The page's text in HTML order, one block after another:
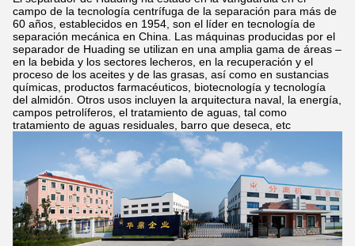
campo de la tecnología centrífuga de la separación para más de
60 años, establecidos en 1954, son el líder en tecnología de
separación mecánica en China. Las máquinas producidas por el
separador de Huading se utilizan en una amplia gama de áreas –
en la bebida y los sectores lecheros, en la recuperación y el
proceso de los aceites y de las grasas, así como en sustancias
químicas, productos farmacéuticos, biotecnología y tecnología
del almidón. Otros usos incluyen la arquitectura naval, la energía,
campos petrolíferos, el tratamiento de aguas, tal como
tratamiento de aguas residuales, barro que deseca, etc